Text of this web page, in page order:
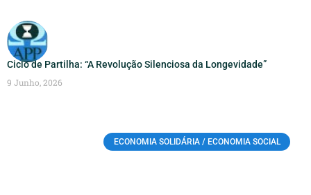
Ciclo de Partilha: “A Revolução Silenciosa da Longevidade”
9 Junho, 2026
ECONOMIA SOLIDÁRIA / ECONOMIA SOCIAL